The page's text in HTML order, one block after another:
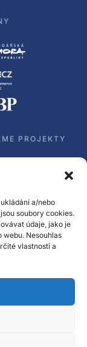
a/nebo
soubory cookies.
údaje, jako je
webu. Nesouhlas
vlastnosti a
PROJEKTY